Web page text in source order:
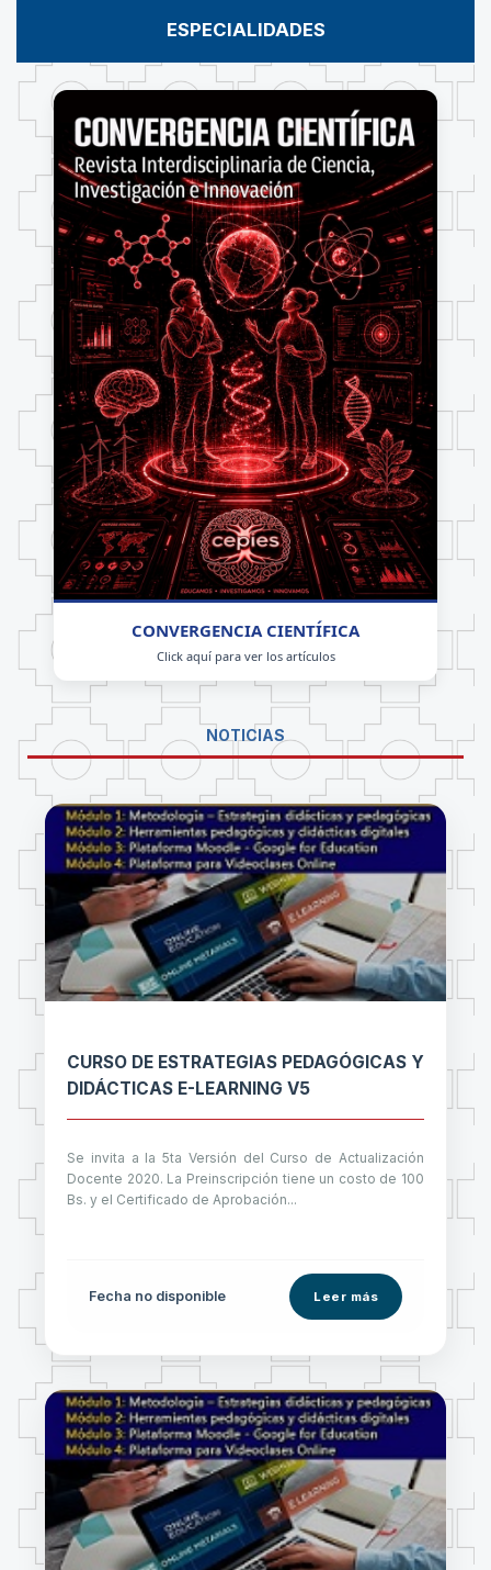
ESPECIALIDADES
CONVERGENCIA CIENTÍFICA
Click aquí para ver los artículos
NOTICIAS
CURSO DE ESTRATEGIAS PEDAGÓGICAS Y
DIDÁCTICAS E-LEARNING V5
Se invita a la 5ta Versión del Curso de Actualización
Docente 2020. La Preinscripción tiene un costo de 100
Bs. y el Certificado de Aprobación...
Fecha no disponible Leer más